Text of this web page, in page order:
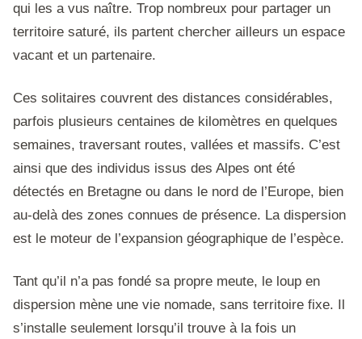
qui les a vus naître. Trop nombreux pour partager un
territoire saturé, ils partent chercher ailleurs un espace
vacant et un partenaire.
Ces solitaires couvrent des distances considérables,
parfois plusieurs centaines de kilomètres en quelques
semaines, traversant routes, vallées et massifs. C’est
ainsi que des individus issus des Alpes ont été
détectés en Bretagne ou dans le nord de l’Europe, bien
au-delà des zones connues de présence. La dispersion
est le moteur de l’expansion géographique de l’espèce.
Tant qu’il n’a pas fondé sa propre meute, le loup en
dispersion mène une vie nomade, sans territoire fixe. Il
s’installe seulement lorsqu’il trouve à la fois un